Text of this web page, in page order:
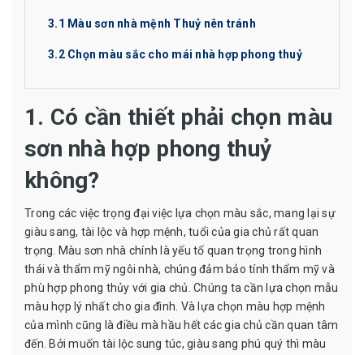
3.1 Màu sơn nhà mệnh Thuỷ nên tránh
3.2 Chọn màu sắc cho mái nhà hợp phong thuỷ
1. Có cần thiết phải chọn màu
sơn nhà hợp phong thuỷ
không?
Trong các việc trọng đại việc lựa chọn màu sắc, mang lại sự
giàu sang, tài lộc và hợp mệnh, tuổi của gia chủ rất quan
trọng. Màu sơn nhà chính là yếu tố quan trọng trong hình
thái và thẩm mỹ ngôi nhà, chúng đảm bảo tính thẩm mỹ và
phù hợp phong thủy với gia chủ. Chúng ta cần lựa chọn mẫu
màu hợp lý nhất cho gia đình. Và lựa chọn màu hợp mệnh
của mình cũng là điều mà hầu hết các gia chủ cần quan tâm
đến. Bởi muốn tài lộc sung túc, giàu sang phú quý thì màu